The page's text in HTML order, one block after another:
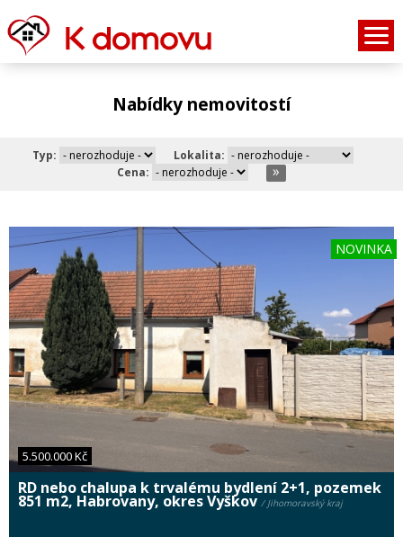
Nabídky nemovitostí
Typ:
Lokalita:
Cena:
5.500.000 Kč
NOVINKA
RD nebo chalupa k trvalému bydlení 2+1, pozemek
851 m2, Habrovany, okres Vyškov / Jihomoravský kraj